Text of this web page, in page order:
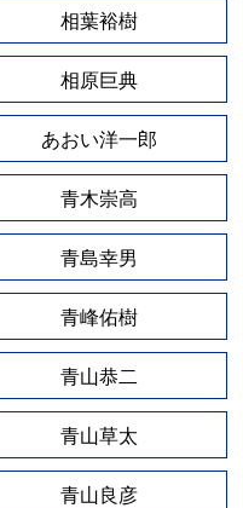
相葉裕樹
相原巨典
あおい洋一郎
青木崇高
青島幸男
青峰佑樹
青山恭二
青山草太
青山良彦